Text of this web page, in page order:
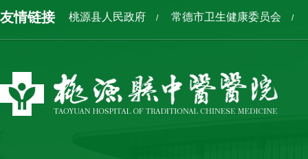
友情链接 桃源县人民政府 / 常德市卫生健康委员会 /